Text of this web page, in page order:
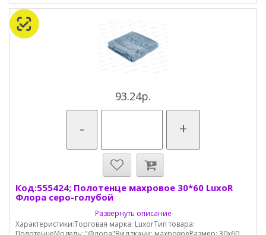
93.24р.
- +
Код:555424; Полотенце махровое 30*60 LuxoR
Флора серо-голубой
Развернуть описание
Характеристики:Торговая марка: LuxorТип товара: